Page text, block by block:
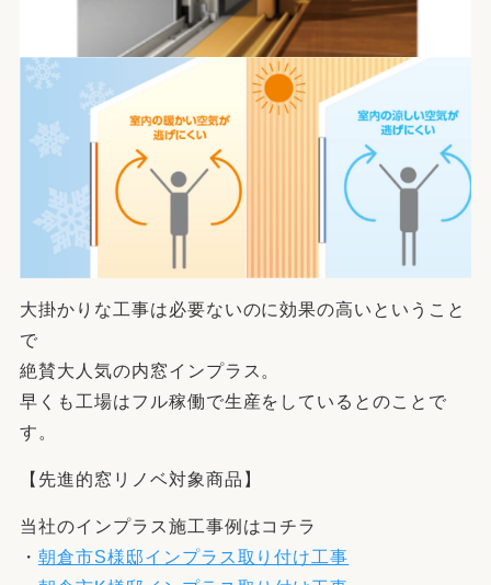
大掛かりな工事は必要ないのに効果の高いということ
で
絶賛大人気の内窓インプラス。
早くも工場はフル稼働で生産をしているとのことで
す。
【先進的窓リノベ対象商品】
当社のインプラス施工事例はコチラ
・ 朝倉市S様邸インプラス取り付け工事